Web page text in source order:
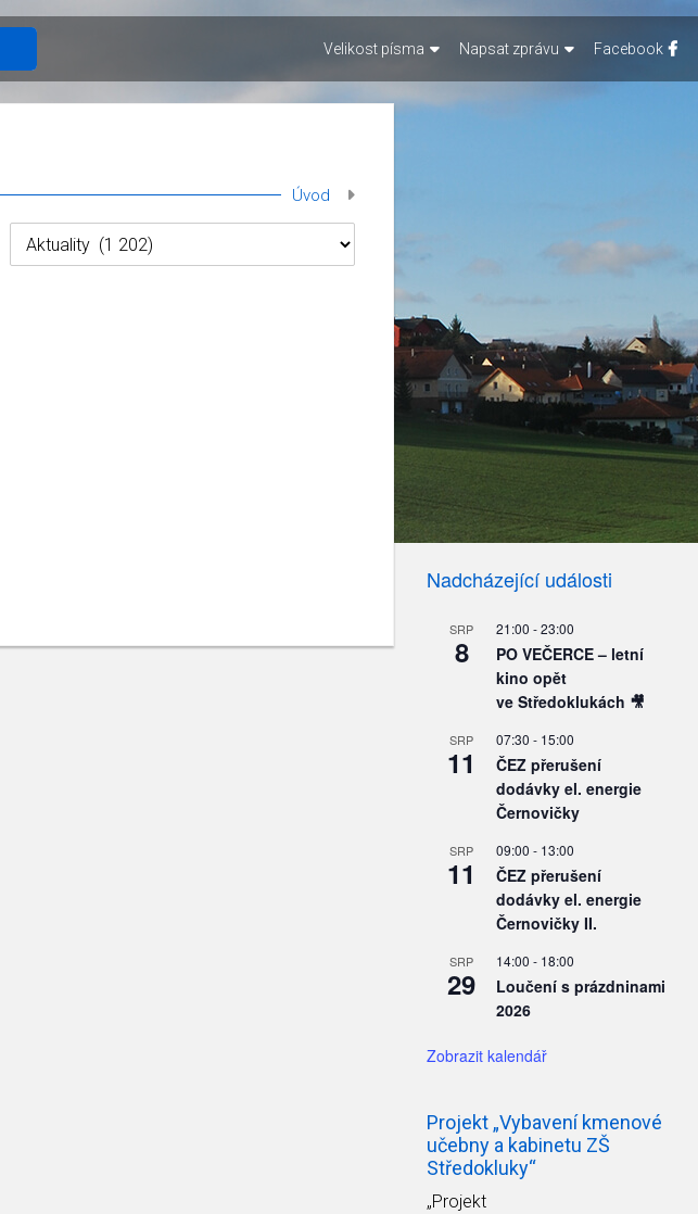
Úvod
Nadcházející události
SRP
8
21:00 -23:00
PO VEČERCE – letní
kino opět
ve Středoklukách 🎥
SRP
11
07:30 - 15:00
ČEZ přerušení
dodávky el. energie
Černovičky
SRP
11
09:00 - 13:00
ČEZ přerušení
dodávky el. energie
Černovičky II.
SRP
29
14:00 - 18:00
Loučení s prázdninami
2026
Zobrazit kalendář
Projekt „Vybavení kmenové
učebny a kabinetu ZŠ
Středokluky“
„Projekt
Velikost písma Napsat zprávu Facebook